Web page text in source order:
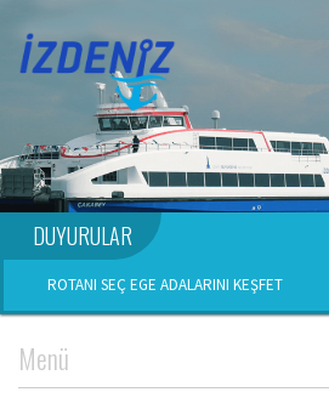
DUYURULAR
ROTANI SEÇ EGE ADALARINI KEŞFET
Menü